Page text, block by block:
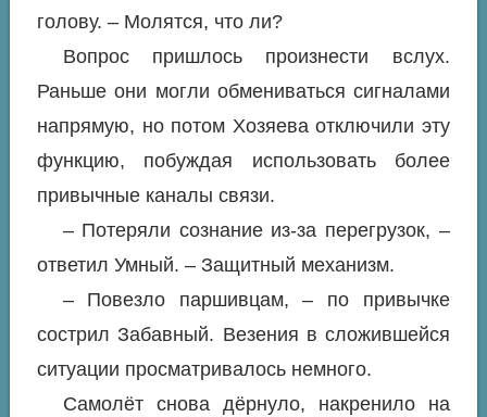
голову. – Молятся, что ли?
Вопрос пришлось произнести вслух.
Раньше они могли обмениваться сигналами
напрямую, но потом Хозяева отключили эту
функцию, побуждая использовать более
привычные каналы связи.
– Потеряли сознание из-за перегрузок, –
ответил Умный. – Защитный механизм.
– Повезло паршивцам, – по привычке
сострил Забавный. Везения в сложившейся
ситуации просматривалось немного.
Самолёт снова дёрнуло, накренило на